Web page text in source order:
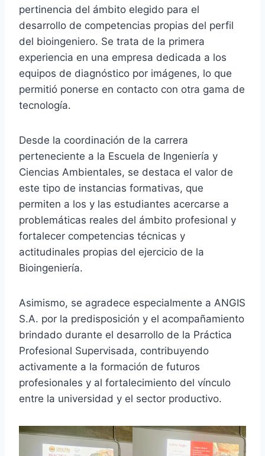
pertinencia del ámbito elegido para el
desarrollo de competencias propias del perfil
del bioingeniero. Se trata de la primera
experiencia en una empresa dedicada a los
equipos de diagnóstico por imágenes, lo que
permitió ponerse en contacto con otra gama de
tecnología.
Desde la coordinación de la carrera
perteneciente a la Escuela de Ingeniería y
Ciencias Ambientales, se destaca el valor de
este tipo de instancias formativas, que
permiten a los y las estudiantes acercarse a
problemáticas reales del ámbito profesional y
fortalecer competencias técnicas y
actitudinales propias del ejercicio de la
Bioingeniería.
Asimismo, se agradece especialmente a ANGIS
S.A. por la predisposición y el acompañamiento
brindado durante el desarrollo de la Práctica
Profesional Supervisada, contribuyendo
activamente a la formación de futuros
profesionales y al fortalecimiento del vínculo
entre la universidad y el sector productivo.